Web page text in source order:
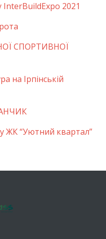
2021
СПОРТИВНОЇ
на Ірпінській
ЖК “Уютний квартал”